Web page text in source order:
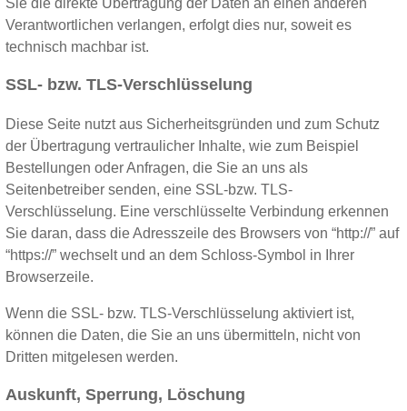
Verantwortlichen verlangen, erfolgt dies nur, soweit es
technisch machbar ist.
SSL- bzw. TLS-Verschlüsselung
Diese Seite nutzt aus Sicherheitsgründen und zum Schutz
der Übertragung vertraulicher Inhalte, wie zum Beispiel
Bestellungen oder Anfragen, die Sie an uns als
Seitenbetreiber senden, eine SSL-bzw. TLS-
Verschlüsselung. Eine verschlüsselte Verbindung erkennen
Sie daran, dass die Adresszeile des Browsers von “http://” auf
“https://” wechselt und an dem Schloss-Symbol in Ihrer
Browserzeile.
Wenn die SSL- bzw. TLS-Verschlüsselung aktiviert ist,
können die Daten, die Sie an uns übermitteln, nicht von
Dritten mitgelesen werden.
Auskunft, Sperrung, Löschung